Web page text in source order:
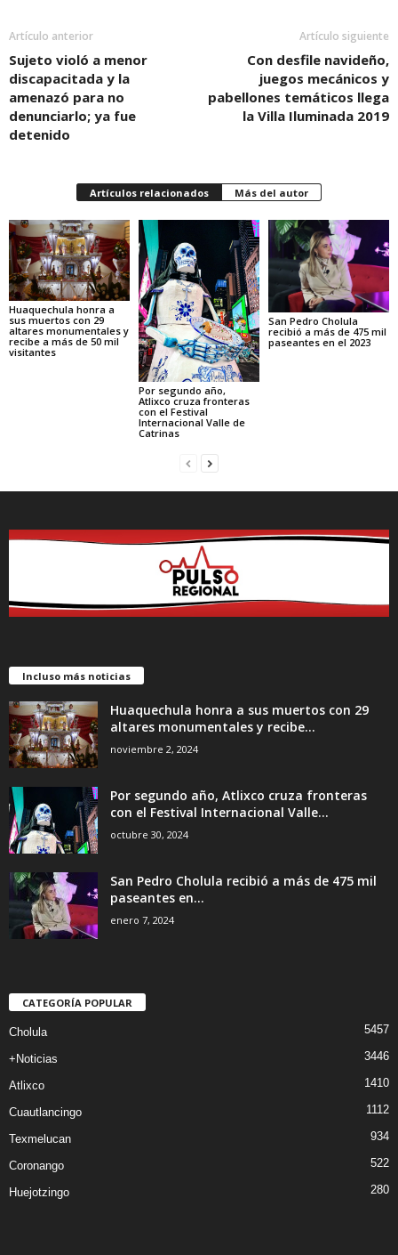
Artículo anterior
Sujeto violó a menor
discapacitada y la
amenazó para no
denunciarlo; ya fue
detenido
Artículo siguiente
Con desfile navideño,
juegos mecánicos y
pabellones temáticos llega
la Villa Iluminada 2019
Artículos relacionados Más del autor
Huaquechula honra a
sus muertos con 29
altares monumentales y
recibe a más de 50 mil
visitantes
Por segundo año,
Atlixco cruza fronteras
con el Festival
Internacional Valle de
Catrinas
San Pedro Cholula
recibió a más de 475 mil
paseantes en el 2023
Incluso más noticias
Huaquechula honra a sus muertos con 29
altares monumentales y recibe...
noviembre 2, 2024
Por segundo año, Atlixco cruza fronteras
con el Festival Internacional Valle...
octubre 30, 2024
San Pedro Cholula recibió a más de 475 mil
paseantes en...
enero 7, 2024
CATEGORÍA POPULAR
Cholula 5457
+Noticias 3446
Atlixco 1410
Cuautlancingo 1112
Texmelucan 934
Coronango 522
Huejotzingo 280